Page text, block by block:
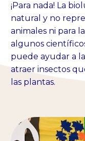
¡Para nada! La
natural y no
animales ni para
algunos
puede ayudar a
atraer insectos
las plantas.